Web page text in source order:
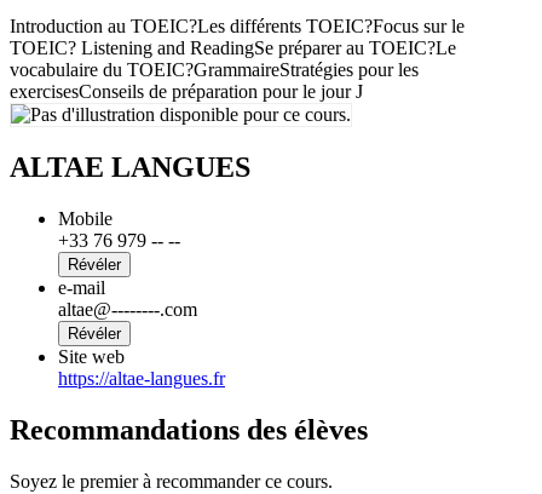
Introduction au TOEIC?Les différents TOEIC?Focus sur le
TOEIC? Listening and ReadingSe préparer au TOEIC?Le
vocabulaire du TOEIC?GrammaireStratégies pour les
exercisesConseils de préparation pour le jour J
ALTAE LANGUES
Mobile
+33 76 979 -- --
Révéler
e-mail
altae@--------.com
Révéler
Site web
https://altae-langues.fr
Recommandations des élèves
Soyez le premier à recommander ce cours.